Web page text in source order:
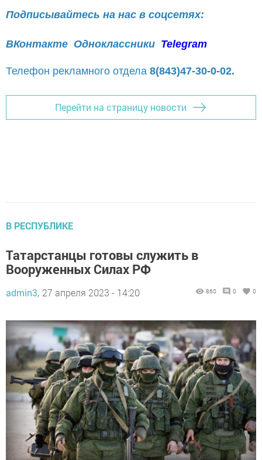
Подписывайтесь на нас в соцсетях:
ВКонтакте Одноклассники Telegram
Телефон рекламного отдела 8(843)47-30-0-02.
Перейти на страницу новости
В РЕСПУБЛИКЕ
Татарстанцы готовы служить в
Вооруженных Силах РФ
admin3, 27 апреля 2023 - 14:20 860 0 0